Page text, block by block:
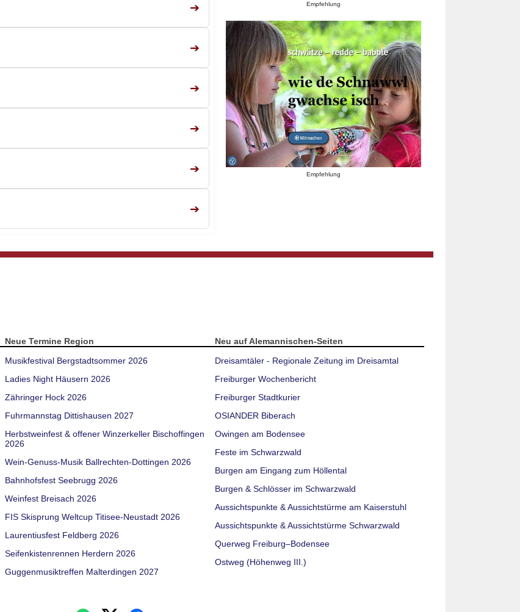
➔
➔
➔
➔
➔
➔
Empfehlung
Empfehlung
Neue Termine Region
Musikfestival Bergstadtsommer 2026
Ladies Night Häusern 2026
Zähringer Hock 2026
Fuhrmannstag Dittishausen 2027
Herbstweinfest & offener Winzerkeller Bischoffingen
2026
Wein-Genuss-Musik Ballrechten-Dottingen 2026
Bahnhofsfest Seebrugg 2026
Weinfest Breisach 2026
FIS Skisprung Weltcup Titisee-Neustadt 2026
Laurentiusfest Feldberg 2026
Seifenkistenrennen Herdern 2026
Guggenmusiktreffen Malterdingen 2027
Neu auf Alemannischen-Seiten
Dreisamtäler - Regionale Zeitung im Dreisamtal
Freiburger Wochenbericht
Freiburger Stadtkurier
OSIANDER Biberach
Owingen am Bodensee
Feste im Schwarzwald
Burgen am Eingang zum Höllental
Burgen & Schlösser im Schwarzwald
Aussichtspunkte & Aussichtstürme am Kaiserstuhl
Aussichtspunkte & Aussichtstürme Schwarzwald
Querweg Freiburg–Bodensee
Ostweg (Höhenweg III.)